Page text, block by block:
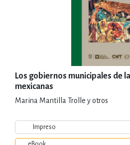
Los gobiernos municipales de
mexicanas
Marina Mantilla Trolle y otros
Impreso